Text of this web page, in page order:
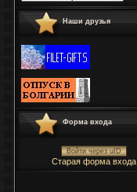
Наши друзья
Форма входа
Войти через uID
Старая форма входа